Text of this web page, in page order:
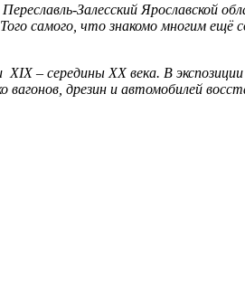
Залесский Ярославской
самого, что знакомо многим ещё
– середины XX века. В
дрезин и автомобилей